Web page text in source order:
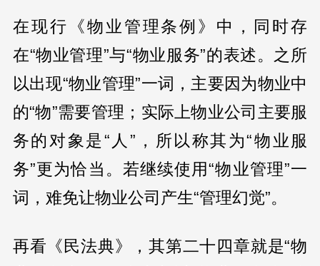
在现行《物业管理条例》中，同时存
在“物业管理”与“物业服务”的表述。之所
以出现“物业管理”一词，主要因为物业中
的“物”需要管理；实际上物业公司主要服
务的对象是“人”，所以称其为“物业服
务”更为恰当。若继续使用“物业管理”一
词，难免让物业公司产生“管理幻觉”。
再看《民法典》，其第二十四章就是“物